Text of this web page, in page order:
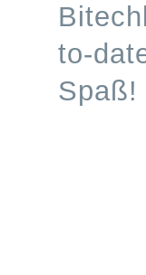
to-
Spaß!